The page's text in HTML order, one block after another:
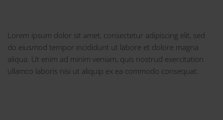
Lorem ipsum dolor sit amet, consectetur adipiscing elit, sed
do eiusmod tempor incididunt ut labore et dolore magna
aliqua. Ut enim ad minim veniam, quis nostrud exercitation
ullamco laboris nisi ut aliquip ex ea commodo consequat.